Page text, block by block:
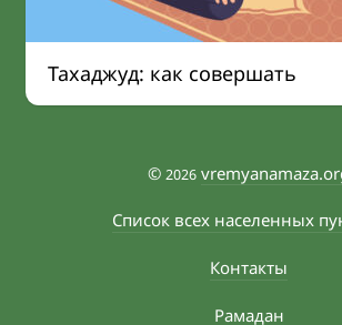
Тахаджуд: как совершать
© 2026
Список всех населенных
Контакты
Рамадан